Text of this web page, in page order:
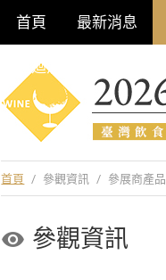
首頁 最新消息
巡迴酒展系列
首頁 / 參觀資訊 / 參展商產品
參觀資訊